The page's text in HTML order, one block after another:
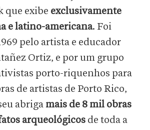
que exibe exclusivamente
e latino-americana. Foi
pelo artista e educador
Ortiz, e por um grupo
porto-riquenhos para
de artistas de Porto Rico,
abriga mais de 8 mil obras
arqueológicos de toda a